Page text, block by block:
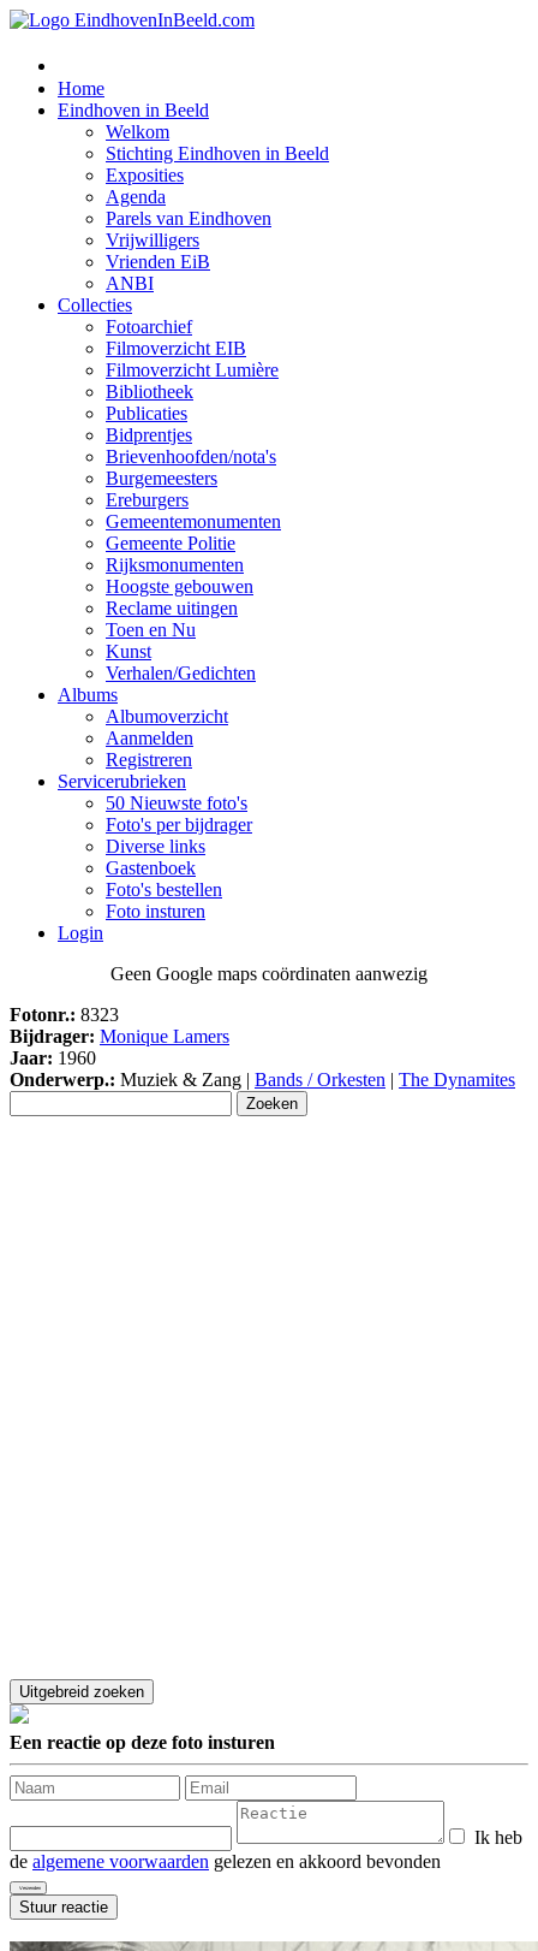
Home
Eindhoven in Beeld
Welkom
Stichting Eindhoven in Beeld
Exposities
Agenda
Parels van Eindhoven
Vrijwilligers
Vrienden EiB
ANBI
Collecties
Fotoarchief
Filmoverzicht EIB
Filmoverzicht Lumière
Bibliotheek
Publicaties
Bidprentjes
Brievenhoofden/nota's
Burgemeesters
Ereburgers
Gemeentemonumenten
Gemeente Politie
Rijksmonumenten
Hoogste gebouwen
Reclame uitingen
Toen en Nu
Kunst
Verhalen/Gedichten
Albums
Albumoverzicht
Aanmelden
Registreren
Servicerubrieken
50 Nieuwste foto's
Foto's per bijdrager
Diverse links
Gastenboek
Foto's bestellen
Foto insturen
Login
Geen Google maps coördinaten aanwezig
Fotonr.: 8323
Bijdrager: Monique Lamers
Jaar: 1960
Onderwerp.: Muziek & Zang | Bands / Orkesten | The Dynamites
Een reactie op deze foto insturen
Ik heb
de algemene voorwaarden gelezen en akkoord bevonden